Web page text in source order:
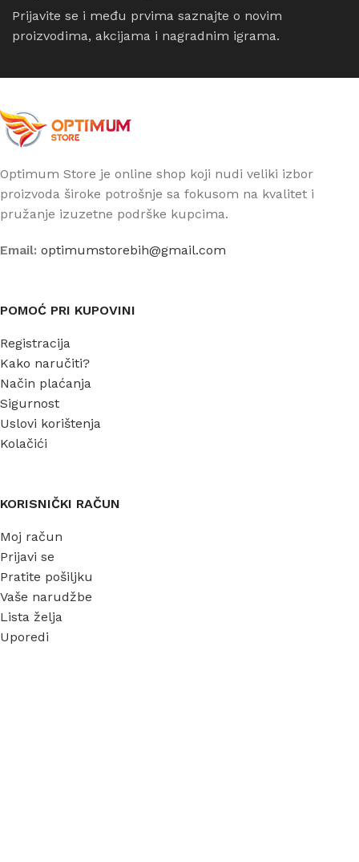
Prijavite se i među prvima saznajte o novim
proizvodima, akcijama i nagradnim igrama.
Optimum Store je online shop koji nudi veliki izbor
proizvoda široke potrošnje sa fokusom na kvalitet i
pružanje izuzetne podrške kupcima.
Email: optimumstorebih@gmail.com
POMOĆ PRI KUPOVINI
Registracija
Kako naručiti?
Način plaćanja
Sigurnost
Uslovi korištenja
Kolačići
KORISNIČKI RAČUN
Moj račun
Prijavi se
Pratite pošiljku
Vaše narudžbe
Lista želja
Uporedi